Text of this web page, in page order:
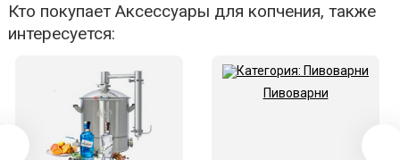
Кто покупает Аксессуары для копчения, также
интересуется:
Пивоварни